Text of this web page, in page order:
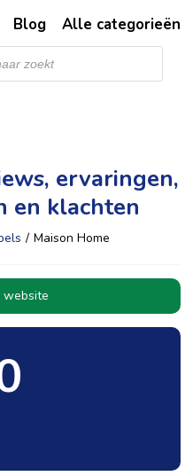
Blog Alle categorieën
ervaringen,
en klachten
/ Maison Home
website